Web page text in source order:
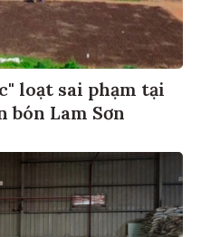
loạt sai phạm tại
bón Lam Sơn